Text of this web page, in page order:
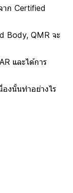
ก Certified
QMR จะ
และได้การ
นั้นทำอย่างไร